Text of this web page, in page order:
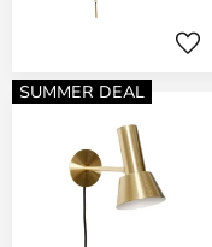
SUMMER DEAL